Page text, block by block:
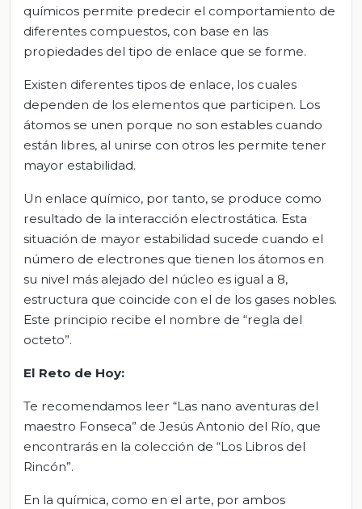
químicos permite predecir el comportamiento de
diferentes compuestos, con base en las
propiedades del tipo de enlace que se forme.
Existen diferentes tipos de enlace, los cuales
dependen de los elementos que participen. Los
átomos se unen porque no son estables cuando
están libres, al unirse con otros les permite tener
mayor estabilidad.
Un enlace químico, por tanto, se produce como
resultado de la interacción electrostática. Esta
situación de mayor estabilidad sucede cuando el
número de electrones que tienen los átomos en
su nivel más alejado del núcleo es igual a 8,
estructura que coincide con el de los gases nobles.
Este principio recibe el nombre de “regla del
octeto”.
El Reto de Hoy:
Te recomendamos leer “Las nano aventuras del
maestro Fonseca” de Jesús Antonio del Río, que
encontrarás en la colección de “Los Libros del
Rincón”.
En la química, como en el arte, por ambos